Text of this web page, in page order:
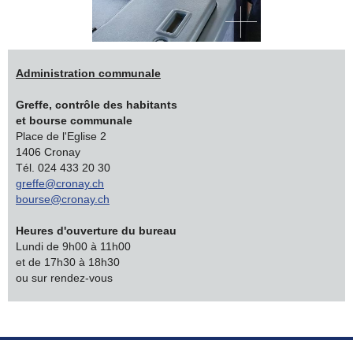
Administration communale
Greffe, contrôle des habitants
et bourse communale
Place de l'Eglise 2
1406 Cronay
Tél. 024 433 20 30
greffe@cronay.ch
bourse@cronay.ch
Heures d'ouverture du bureau
Lundi de 9h00 à 11h00
et de 17h30 à 18h30
ou sur rendez-vous